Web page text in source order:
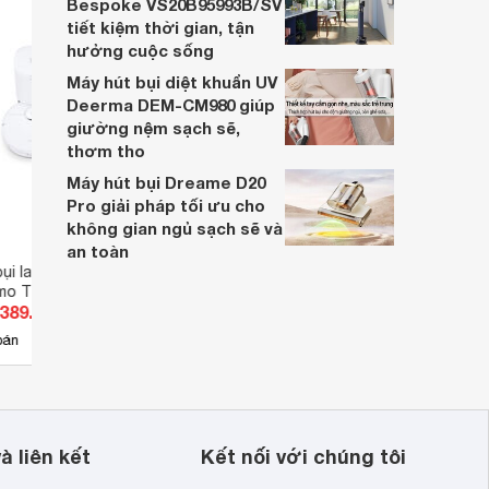
lau nhà Ecovacs
T9 Plus - Bản
đ
Bespoke VS20B95993B/SV
tiết kiệm thời gian, tận
hưởng cuộc sống
Máy hút bụi diệt khuẩn UV
Deerma DEM-CM980 giúp
giường nệm sạch sẽ,
thơm tho
Máy hút bụi Dreame D20
Pro giải pháp tối ưu cho
không gian ngủ sạch sẽ và
an toàn
liên kết Kết nối với chúng tôi